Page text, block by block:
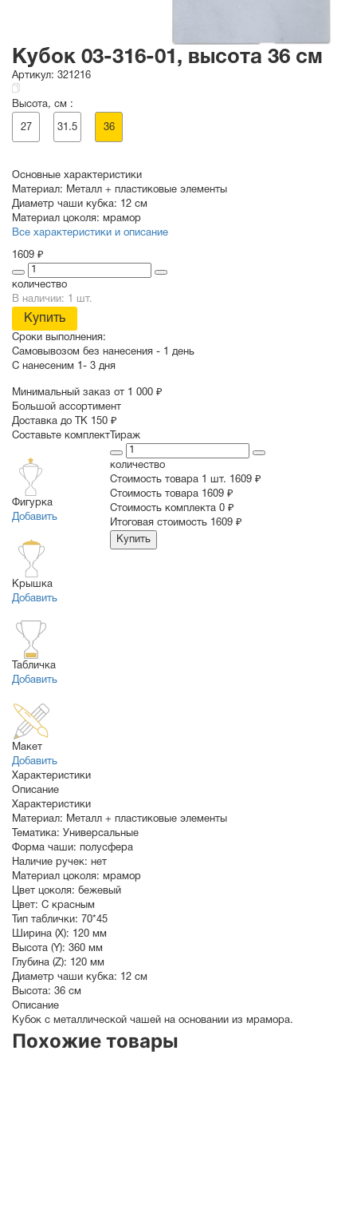
Кубок 03-316-01, высота 36 см
Артикул: 321216
Высота, см :
27 31.5 36
Основные характеристики
Материал: Металл + пластиковые элементы
Диаметр чаши кубка: 12 см
Материал цоколя: мрамор
Все характеристики и описание
1609 ₽
количество
В наличии: 1 шт.
Купить
Сроки выполнения:
Самовывозом без нанесения - 1 день
С нанесеним 1- 3 дня
Минимальный заказ от 1 000 ₽
Большой ассортимент
Доставка до ТК 150 ₽
Составьте комплект
Фигурка
Добавить
Крышка
Добавить
Табличка
Добавить
Макет
Добавить
Тираж
количество
Стоимость товара 1 шт. 1609 ₽
Cтоимость товара 1609 ₽
Стоимость комплекта 0 ₽
Итоговая стоимость 1609 ₽
Купить
Характеристики
Описание
Характеристики
Материал: Металл + пластиковые элементы
Тематика: Универсальные
Форма чаши: полусфера
Наличие ручек: нет
Материал цоколя: мрамор
Цвет цоколя: бежевый
Цвет: С красным
Тип таблички: 70*45
Ширина (X): 120 мм
Высота (Y): 360 мм
Глубина (Z): 120 мм
Диаметр чаши кубка: 12 см
Высота: 36 см
Описание
Кубок с металлической чашей на основании из мрамора.
Похожие товары